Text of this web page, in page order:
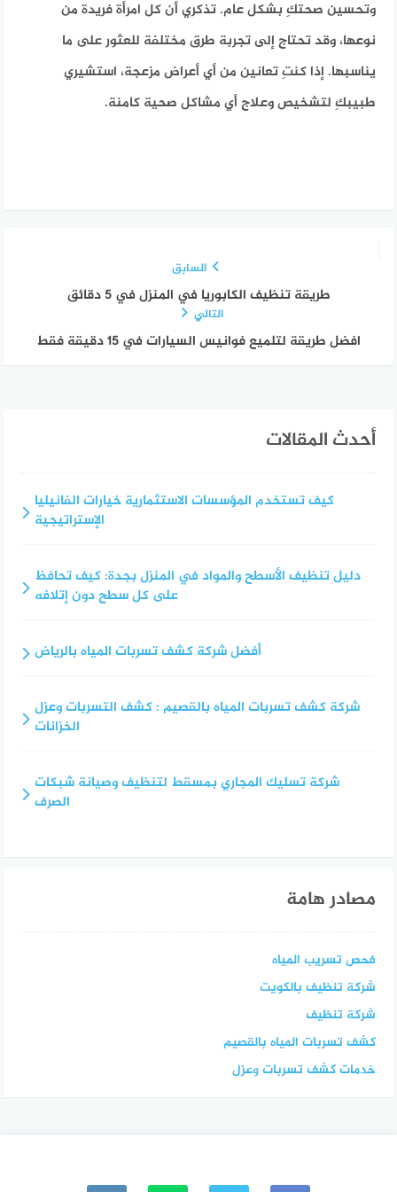
وتحسين صحتكِ بشكل عام. تذكري أن كل امرأة فريدة من
نوعها، وقد تحتاج إلى تجربة طرق مختلفة للعثور على ما
يناسبها. إذا كنتِ تعانين من أي أعراض مزعجة، استشيري
طبيبكِ لتشخيص وعلاج أي مشاكل صحية كامنة.
السابق
طريقة تنظيف الكابوريا في المنزل في 5 دقائق
التالي
افضل طريقة لتلميع فوانيس السيارات في 15 دقيقة فقط
أحدث المقالات
كيف تستخدم المؤسسات الاستثمارية خيارات الفانيليا
الإستراتيجية
دليل تنظيف الأسطح والمواد في المنزل بجدة: كيف تحافظ
على كل سطح دون إتلافه
أفضل شركة كشف تسربات المياه بالرياض
شركة كشف تسربات المياه بالقصيم : كشف التسربات وعزل
الخزانات
شركة تسليك المجاري بمسقط لتنظيف وصيانة شبكات
الصرف
مصادر هامة
فحص تسريب المياه
شركة تنظيف بالكويت
شركة تنظيف
كشف تسربات المياه بالقصيم
خدمات كشف تسربات وعزل